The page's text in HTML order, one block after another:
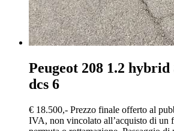
Peugeot 208 1.2 hybrid
dcs 6
€ 18.500,- Prezzo finale offerto al
IVA, non vincolato all’acquisto di un